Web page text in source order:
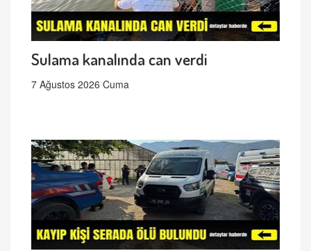
Sulama kanalında can verdi
7 Ağustos 2026 Cuma